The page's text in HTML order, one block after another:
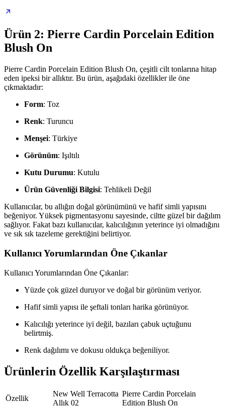
Ürün 2: Pierre Cardin Porcelain Edition
Blush On
Pierre Cardin Porcelain Edition Blush On, çeşitli cilt tonlarına hitap
eden ipeksi bir allıktır. Bu ürün, aşağıdaki özellikler ile öne
çıkmaktadır:
Form: Toz
Renk: Turuncu
Menşei: Türkiye
Görünüm: Işıltılı
Kutu Durumu: Kutulu
Ürün Güvenliği Bilgisi: Tehlikeli Değil
Kullanıcılar, bu allığın doğal görünümünü ve hafif simli yapısını
beğeniyor. Yüksek pigmentasyonu sayesinde, ciltte güzel bir dağılım
sağlıyor. Fakat bazı kullanıcılar, kalıcılığının yeterince iyi olmadığını
ve sık sık tazeleme gerektiğini belirtiyor.
Kullanıcı Yorumlarından Öne Çıkanlar
Kullanıcı Yorumlarından Öne Çıkanlar:
Yüzde çok güzel duruyor ve doğal bir görünüm veriyor.
Hafif simli yapısı ile şeftali tonları harika görünüyor.
Kalıcılığı yeterince iyi değil, bazıları çabuk uçtuğunu
belirtmiş.
Renk dağılımı ve dokusu oldukça beğeniliyor.
Ürünlerin Özellik Karşılaştırması
Özellik
New Well Terracotta
Allık 02
Pierre Cardin Porcelain
Edition Blush On